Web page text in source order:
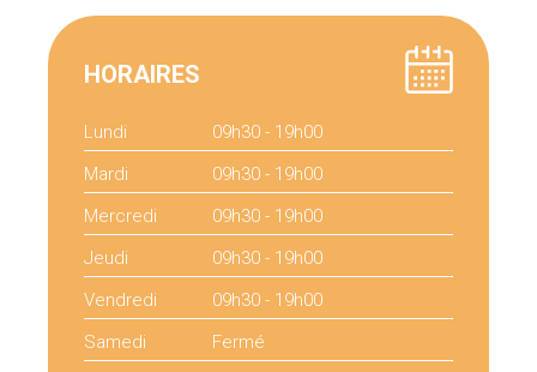
HORAIRES
Lundi
09h30 - 19h00
Mardi
09h30 - 19h00
Mercredi
09h30 - 19h00
Jeudi
09h30 - 19h00
Vendredi
09h30 - 19h00
Samedi
Fermé